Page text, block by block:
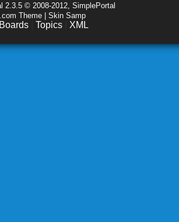
2.3.5 © 2008-2012, SimplePortal
Theme | Skin Samp
Boards Topics XML